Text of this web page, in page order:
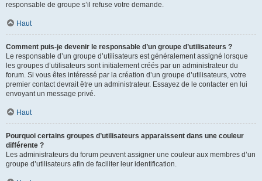
responsable de groupe s’il refuse votre demande.
Haut
Comment puis-je devenir le responsable d’un groupe d’utilisateurs ?
Le responsable d’un groupe d’utilisateurs est généralement assigné lorsque
les groupes d’utilisateurs sont initialement créés par un administrateur du
forum. Si vous êtes intéressé par la création d’un groupe d’utilisateurs, votre
premier contact devrait être un administrateur. Essayez de le contacter en lui
envoyant un message privé.
Haut
Pourquoi certains groupes d’utilisateurs apparaissent dans une couleur
différente ?
Les administrateurs du forum peuvent assigner une couleur aux membres d’un
groupe d’utilisateurs afin de faciliter leur identification.